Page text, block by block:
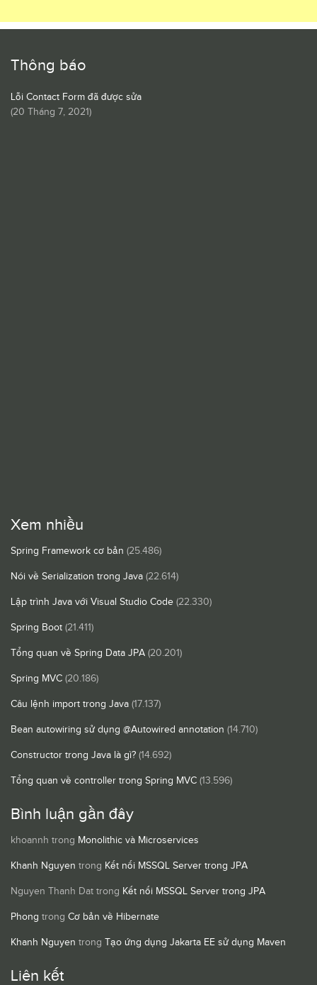
Thông báo
Lỗi Contact Form đã được sửa
(20 Tháng 7, 2021)
Xem nhiều
Spring Framework cơ bản (25.486)
Nói về Serialization trong Java (22.614)
Lập trình Java với Visual Studio Code (22.330)
Spring Boot (21.411)
Tổng quan về Spring Data JPA (20.201)
Spring MVC (20.186)
Câu lệnh import trong Java (17.137)
Bean autowiring sử dụng @Autowired annotation (14.710)
Constructor trong Java là gì? (14.692)
Tổng quan về controller trong Spring MVC (13.596)
Bình luận gần đây
khoannh trong Monolithic và Microservices
Khanh Nguyen trong Kết nối MSSQL Server trong JPA
Nguyen Thanh Dat trong Kết nối MSSQL Server trong JPA
Phong trong Cơ bản về Hibernate
Khanh Nguyen trong Tạo ứng dụng Jakarta EE sử dụng Maven
Liên kết